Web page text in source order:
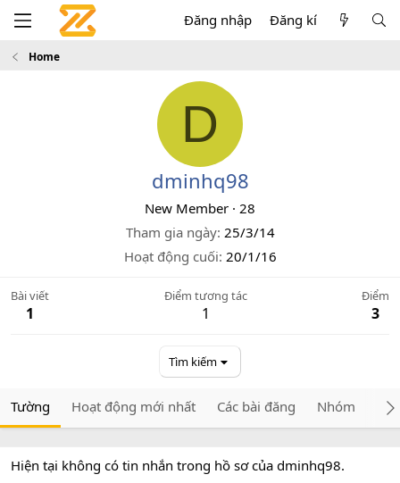
Đăng nhập Đăng kí
Home
D
dminhq98
New Member · 28
Tham gia ngày 25/3/14
Hoạt động cuối 20/1/16
Bài viết
1
Điểm tương tác
1
Điểm
3
Tìm kiếm
Tường Hoạt động mới nhất Các bài đăng Nhóm
Hiện tại không có tin nhắn trong hồ sơ của dminhq98.